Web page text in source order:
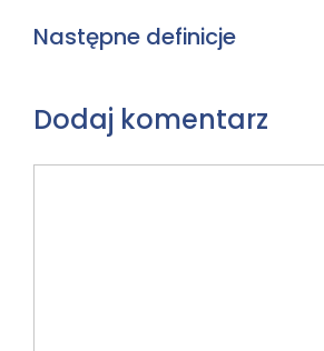
Następne definicje
Dodaj komentarz